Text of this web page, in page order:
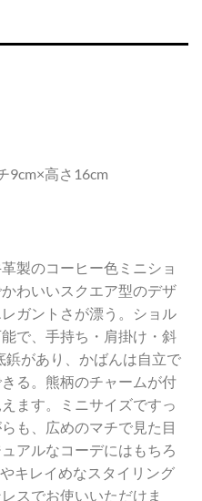
9cm×高さ16cm
製のコーヒー色ミニショ
わいいスクエア型のデザ
ガントさが漂う。ショル
で、手持ち・肩掛け・斜
があり、かばんは自立で
る。熊柄のチャームが付
ます。ミニサイズですっ
も、広めのマチで見た目
アルなコーデにはもちろ
キレイめなスタイリング
スでお使いいただけま